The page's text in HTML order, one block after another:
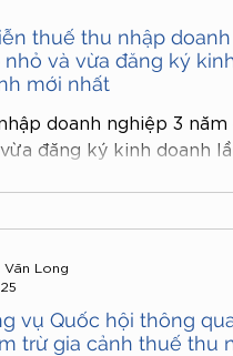
thuế thu nhập
và vừa đăng ký
mới nhất
doanh nghiệp 3 năm
đăng ký kinh doanh
đặc biệt phát triển kinh
miễn thuế thu nhập
và vừa
vụ Quốc hội thông
trừ gia cảnh thuế thu
Văn Long